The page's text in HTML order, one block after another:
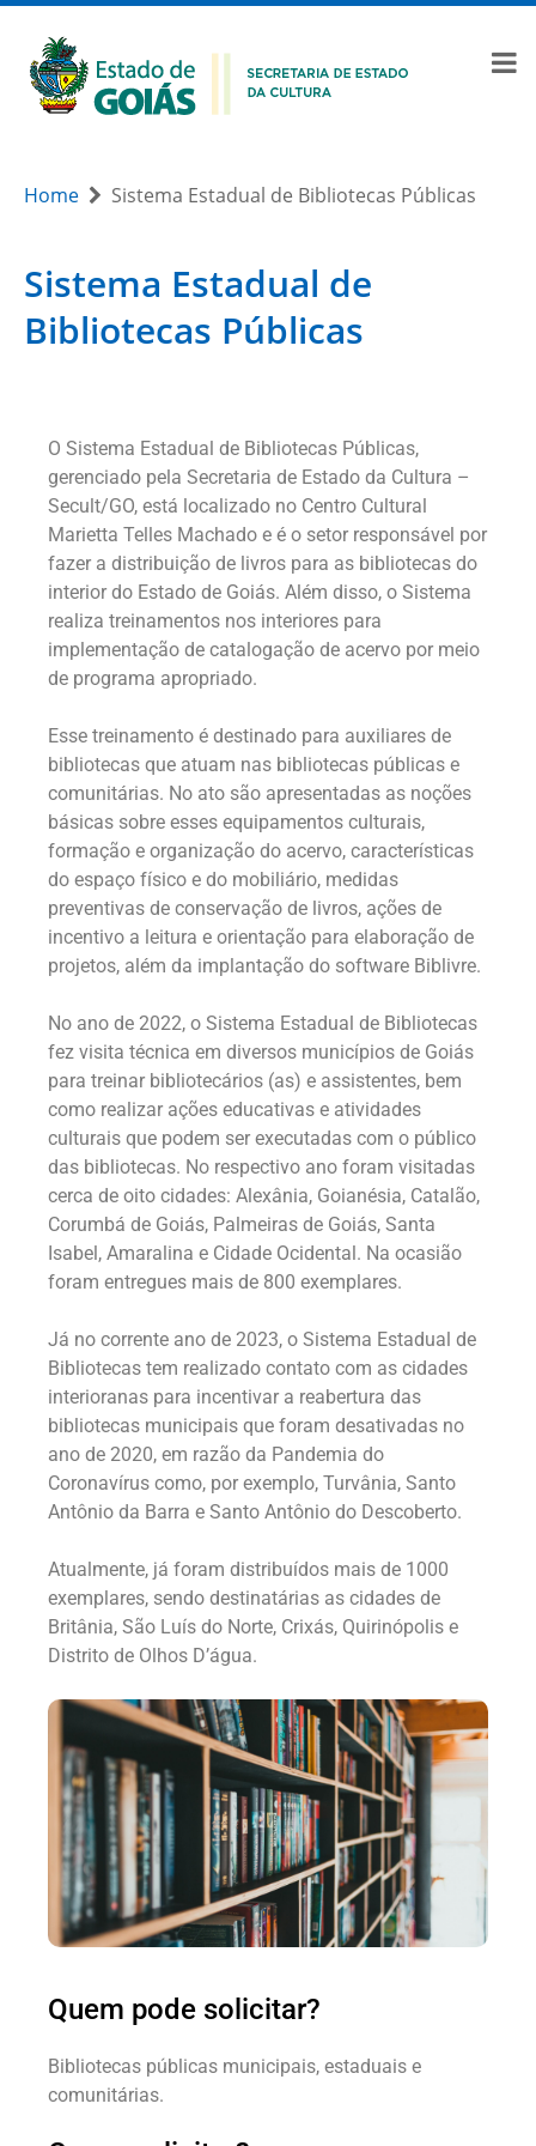
Home Sistema Estadual de Bibliotecas Públicas
Sistema Estadual de
Bibliotecas Públicas
O Sistema Estadual de Bibliotecas Públicas,
gerenciado pela Secretaria de Estado da Cultura –
Secult/GO, está localizado no Centro Cultural
Marietta Telles Machado e é o setor responsável por
fazer a distribuição de livros para as bibliotecas do
interior do Estado de Goiás. Além disso, o Sistema
realiza treinamentos nos interiores para
implementação de catalogação de acervo por meio
de programa apropriado.
Esse treinamento é destinado para auxiliares de
bibliotecas que atuam nas bibliotecas públicas e
comunitárias. No ato são apresentadas as noções
básicas sobre esses equipamentos culturais,
formação e organização do acervo, características
do espaço físico e do mobiliário, medidas
preventivas de conservação de livros, ações de
incentivo a leitura e orientação para elaboração de
projetos, além da implantação do software Biblivre.
No ano de 2022, o Sistema Estadual de Bibliotecas
fez visita técnica em diversos municípios de Goiás
para treinar bibliotecários (as) e assistentes, bem
como realizar ações educativas e atividades
culturais que podem ser executadas com o público
das bibliotecas. No respectivo ano foram visitadas
cerca de oito cidades: Alexânia, Goianésia, Catalão,
Corumbá de Goiás, Palmeiras de Goiás, Santa
Isabel, Amaralina e Cidade Ocidental. Na ocasião
foram entregues mais de 800 exemplares.
Já no corrente ano de 2023, o Sistema Estadual de
Bibliotecas tem realizado contato com as cidades
interioranas para incentivar a reabertura das
bibliotecas municipais que foram desativadas no
ano de 2020, em razão da Pandemia do
Coronavírus como, por exemplo, Turvânia, Santo
Antônio da Barra e Santo Antônio do Descoberto.
Atualmente, já foram distribuídos mais de 1000
exemplares, sendo destinatárias as cidades de
Britânia, São Luís do Norte, Crixás, Quirinópolis e
Distrito de Olhos D’água.
Quem pode solicitar?
Bibliotecas públicas municipais, estaduais e
comunitárias.